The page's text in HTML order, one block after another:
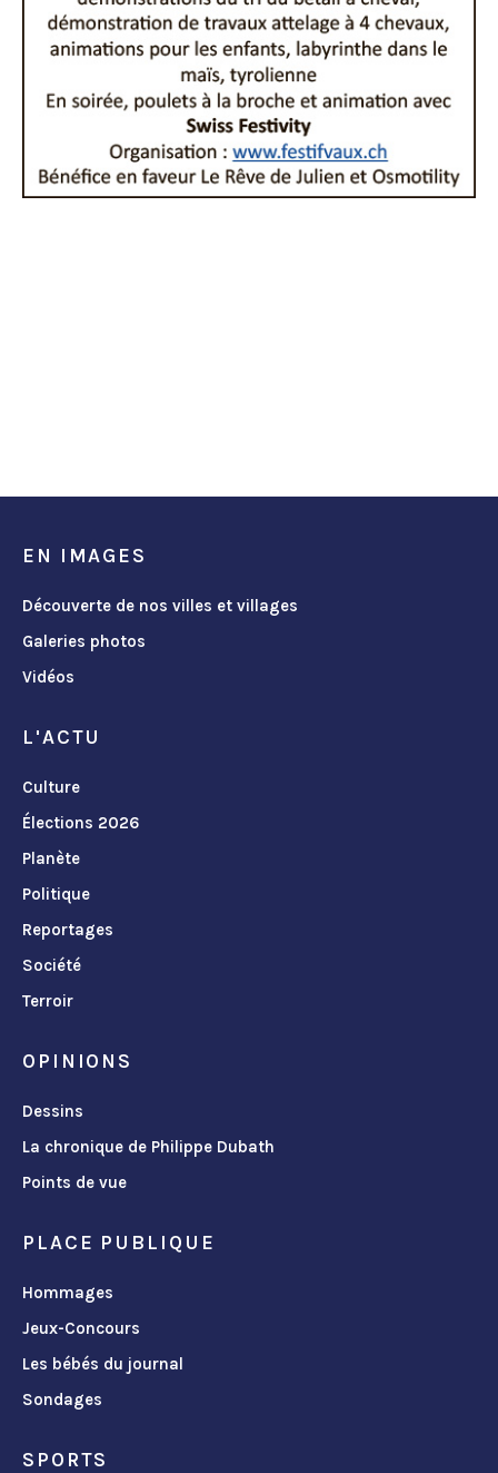
EN IMAGES
Découverte de nos villes et villages
Galeries photos
Vidéos
L'ACTU
Culture
Élections 2026
Planète
Politique
Reportages
Société
Terroir
OPINIONS
Dessins
La chronique de Philippe Dubath
Points de vue
PLACE PUBLIQUE
Hommages
Jeux-Concours
Les bébés du journal
Sondages
SPORTS